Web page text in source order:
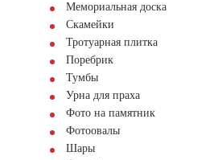
Мемориальная доска
Скамейки
Тротуарная плитка
Поребрик
Тумбы
Урна для праха
Фото на памятник
Фотоовалы
Шары